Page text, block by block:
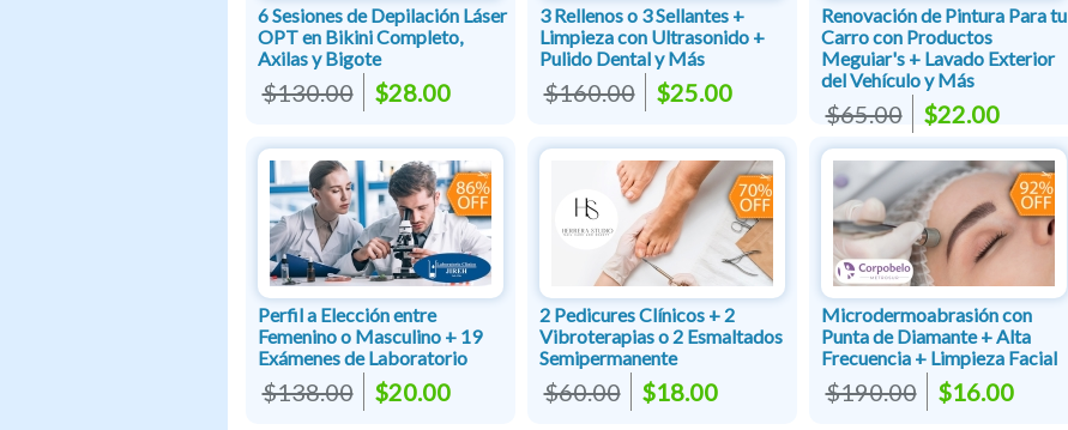
6 Sesiones de Depilación Láser
OPT en Bikini Completo,
Axilas y Bigote
$130.00 $28.00
3 Rellenos o 3 Sellantes +
Limpieza con Ultrasonido +
Pulido Dental y Más
$160.00 $25.00
Renovación de Pintura Para tu
Carro con Productos
Meguiar's + Lavado Exterior
del Vehículo y Más
$65.00 $22.00
Perfil a Elección entre
Femenino o Masculino + 19
Exámenes de Laboratorio
$138.00 $20.00
2 Pedicures Clínicos + 2
Vibroterapias o 2 Esmaltados
Semipermanente
$60.00 $18.00
Microdermoabrasión con
Punta de Diamante + Alta
Frecuencia + Limpieza Facial
$190.00 $16.00